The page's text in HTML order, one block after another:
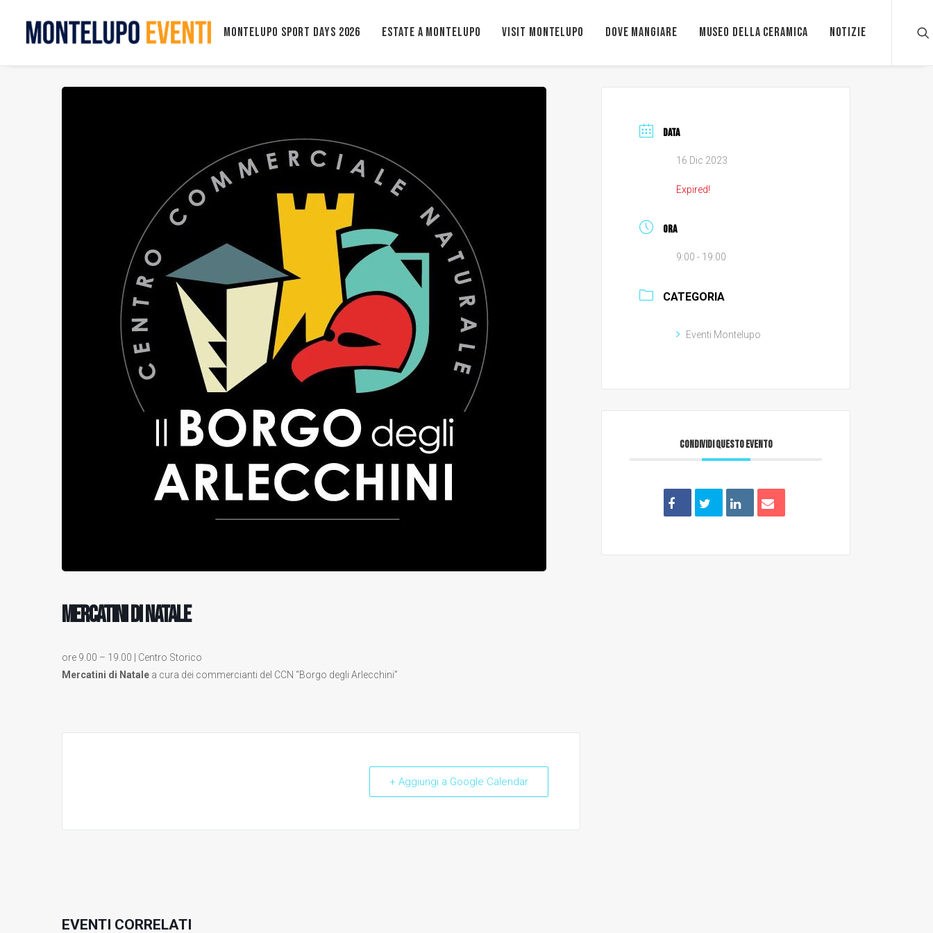
Montelupo Sport Days 2026 ESTATE A MONTELUPO VISIT MONTELUPO Dove mangiare Museo della ceramica Notizie
Mercatini di Natale
ore 9.00 – 19.00 | Centro Storico
Mercatini di Natale a cura dei commercianti del CCN “Borgo degli Arlecchini”
+ Aggiungi a Google Calendar
DATA
16 Dic 2023
Expired!
ORA
9:00 - 19:00
CATEGORIA
Eventi Montelupo
CONDIVIDI QUESTO EVENTO
EVENTI CORRELATI